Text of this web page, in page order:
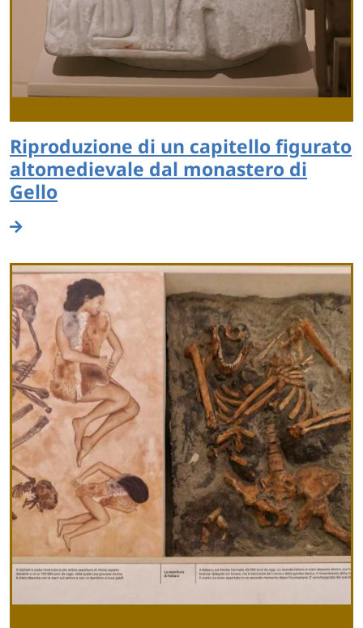
Riproduzione di un capitello figurato
altomedievale dal monastero di
Gello